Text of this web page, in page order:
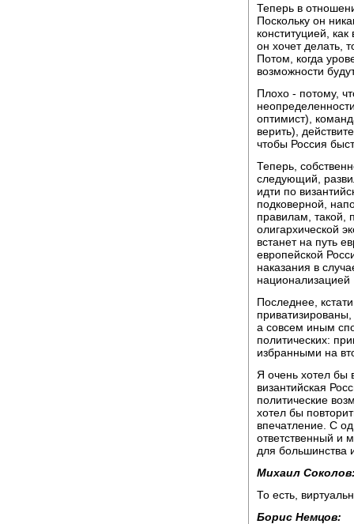
Теперь в
Поскольку он
конституцией,
он хочет делать,
Потом, когда
возможности
Плохо - потому,
оптимист),
верить),
чтобы Россия
Теперь,
следующий,
идти по
подковерной,
правилам, такой,
олигархической
встанет на путь
европейской
наказания в
Последнее,
а совсем иным
политических:
избранными на
Я очень хотел бы
византийская
политические
хотел бы
впечатление. С
ответственный и
для большинства
Михаил
То есть,
Борис Немцов: